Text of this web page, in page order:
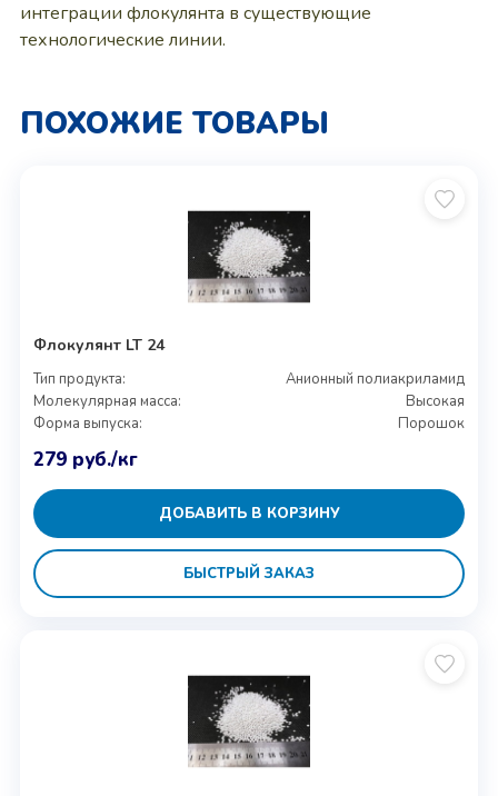
интеграции флокулянта в существующие
технологические линии.
ПОХОЖИЕ ТОВАРЫ
Флокулянт LT 24
Тип продукта:
Анионный полиакриламид
Молекулярная масса:
Высокая
Форма выпуска:
Порошок
279 руб./кг
ДОБАВИТЬ В КОРЗИНУ
БЫСТРЫЙ ЗАКАЗ